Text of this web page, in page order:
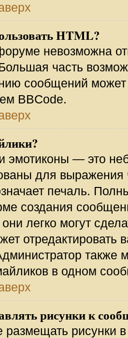
HTML?
невозможна
часть
сообщений может
BBCode.
эмотиконы — это
для выражения
печаль.
создания
они легко могут
также
в одном
рисунки к
рисунки